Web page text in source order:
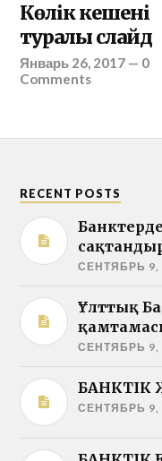
Көлік кешені
туралы слайд
Январь 26, 2017 — 0
Comments
RECENT POSTS
СЕНТЯБРЬ 9,
Ұлттық
СЕНТЯБРЬ 9,
БАНКТІК
СЕНТЯБРЬ 9,